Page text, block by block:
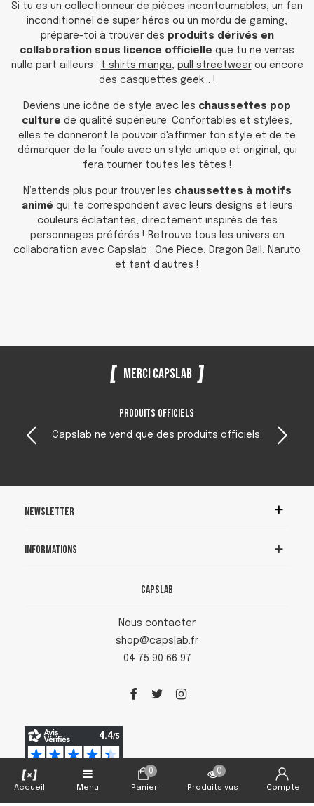
Si tu es un collectionneur de pièces incontournables, un fan
inconditionnel de super héros ou un mordu de gaming,
prépare-toi à trouver des produits dérivés en
collaboration sous licence officielle que tu ne verras
nulle part ailleurs : t shirts manga, pull streetwear ou encore
des casquettes geek… !
Deviens une icône de style avec les chaussettes pop
culture de qualité supérieure. Confortables et stylées,
elles te donneront le pouvoir d'affirmer ton style et de te
démarquer de la foule avec un style unique et original, qui
fera tourner toutes les têtes !
N’attends plus pour trouver les chaussettes à motifs
animé qui te correspondent avec leurs designs et leurs
couleurs éclatantes, directement inspirés de tes
personnages préférés ! Retrouve tous les univers en
collaboration avec Capslab : One Piece, Dragon Ball , Naruto
et tant d’autres !
Merci Capslab
Produits officiels
Capslab ne vend que des produits officiels.
Newsletter
Informations
Capslab
Nous contacter
shop@capslab.fr
04 75 90 66 97
Accueil Menu Panier
0
Produits vus
0
Compte